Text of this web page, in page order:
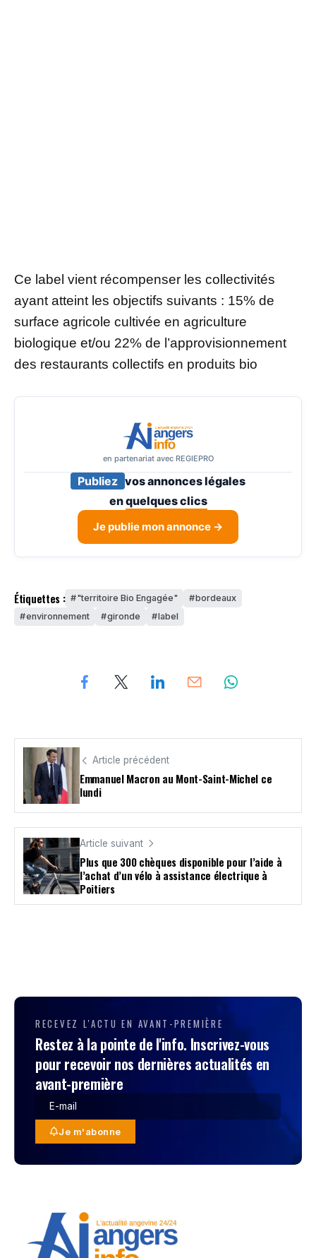
Ce label vient récompenser les collectivités
ayant atteint les objectifs suivants : 15% de
surface agricole cultivée en agriculture
biologique et/ou 22% de l’approvisionnement
des restaurants collectifs en produits bio
en partenariat avec REGIEPRO
Publiez vos annonces légales
enquelques clics
Je publie mon annonce →
Étiquettes : "territoire Bio Engagée"
bordeaux
environnement
gironde label
Article précédent
Emmanuel Macron au Mont-Saint-Michel ce
lundi
Article suivant
Plus que 300 chèques disponible pour l’aide à
l’achat d’un vélo à assistance électrique à
Poitiers
RECEVEZ L'ACTU EN AVANT-PREMIÈRE
Restez à la pointe de l'info. Inscrivez-vous
pour recevoir nos dernières actualités en
avant-première
Je m'abonne